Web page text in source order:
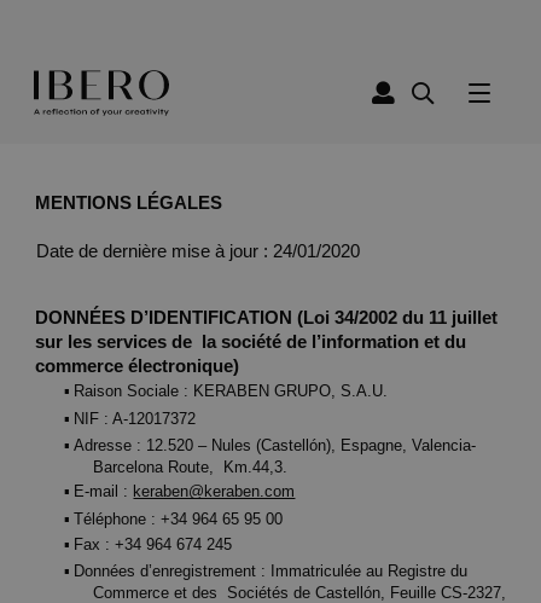
MENTIONS LÉGALES
Date de dernière mise à jour : 24/01/2020
DONNÉES D’IDENTIFICATION (Loi 34/2002 du 11 juillet
sur les services de  la société de l’information et du
commerce électronique)
▪ Raison Sociale : KERABEN GRUPO, S.A.U.
▪ NIF : A-12017372
▪ Adresse : 12.520 – Nules (Castellón), Espagne, Valencia-
Barcelona Route,  Km.44,3.
▪ E-mail : keraben@keraben.com
▪ Téléphone : +34 964 65 95 00
▪ Fax : +34 964 674 245
▪ Données d’enregistrement : Immatriculée au Registre du
Commerce et des  Sociétés de Castellón, Feuille CS-2327,